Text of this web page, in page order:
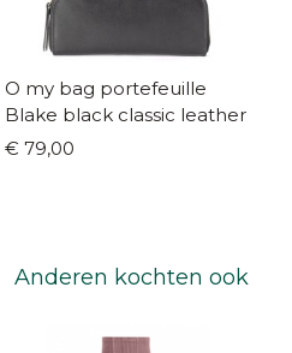
O my bag portefeuille
Blake black classic leather
€ 79,00
Anderen kochten ook